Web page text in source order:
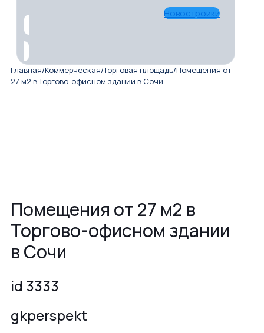
Новостройки
Главная/Коммерческая/Торговая площадь/Помещения от
27 м2 в Торгово-офисном здании в Сочи
Помещения от 27 м2 в
Торгово-офисном здании
в Сочи
id 3333
gkperspekt